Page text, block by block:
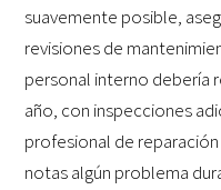
suavemente posible,
revisiones de
personal interno debería
año, con inspecciones
profesional de
notas algún problema